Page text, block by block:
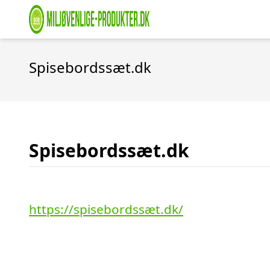
Spisebordssæt.dk
Spisebordssæt.dk
https://spisebordssæt.dk/